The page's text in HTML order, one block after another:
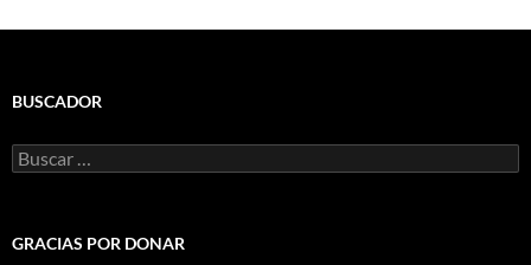
BUSCADOR
Buscar:
GRACIAS POR DONAR